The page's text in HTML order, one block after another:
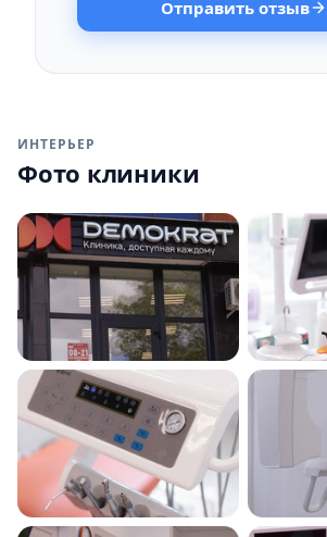
Отправить отзыв
ИНТЕРЬЕР
Фото клиники